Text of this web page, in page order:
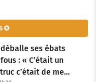
✪
ses ébats
: « C’était un
c’était de me…